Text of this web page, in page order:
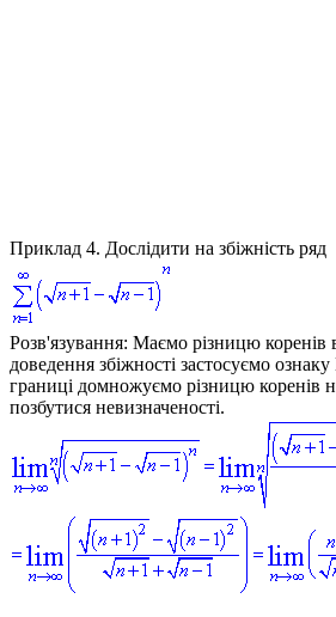
Приклад 4. Дослідити на збіжність ряд
Розв'язування: Маємо різницю коренів
доведення збіжності застосуємо
границі домножуємо різницю коренів
позбутися невизначеності.